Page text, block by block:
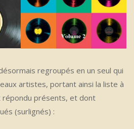
regroupés en un seul qui
artistes, portant ainsi la liste à
répondu présents, et dont
(surlignés) :